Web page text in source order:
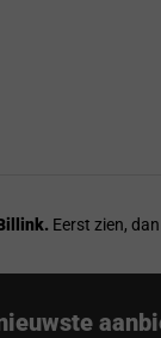
Eerst zien,